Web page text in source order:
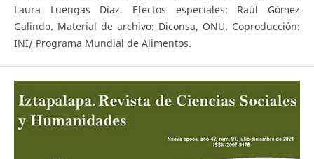
Laura Luengas Díaz. Efectos especiales: Raúl Gómez
Galindo. Material de archivo: Diconsa, ONU. Coproducción:
INI/ Programa Mundial de Alimentos.